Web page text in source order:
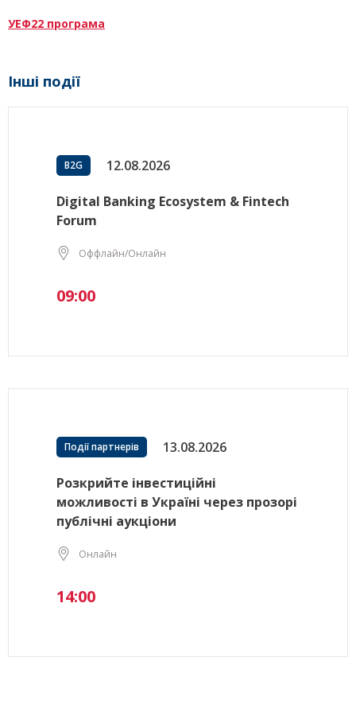
УЕФ22 програма
Інші події
B2G 12.08.2026
Digital Banking Ecosystem & Fintech
Forum
Оффлайн/Онлайн
09:00
Події партнерів 13.08.2026
Розкрийте інвестиційні
можливості в Україні через прозорі
публічні аукціони
Онлайн
14:00